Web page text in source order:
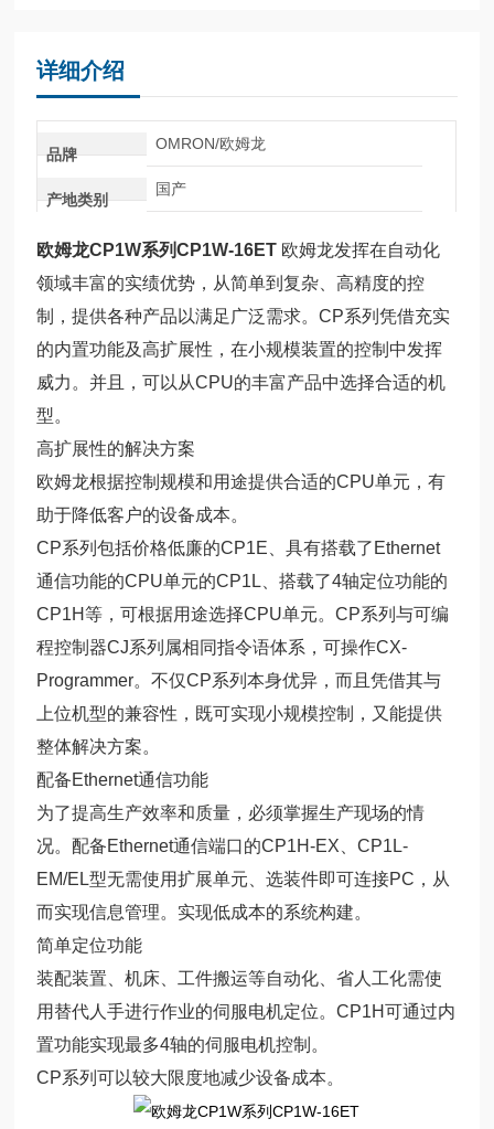
详细介绍
品牌
OMRON/欧姆龙
产地类别
国产
欧姆龙CP1W系列CP1W-16ET 欧姆龙发挥在自动化
领域丰富的实绩优势，从简单到复杂、高精度的控
制，提供各种产品以满足广泛需求。CP系列凭借充实
的内置功能及高扩展性，在小规模装置的控制中发挥
威力。并且，可以从CPU的丰富产品中选择合适的机
型。
高扩展性的解决方案
欧姆龙根据控制规模和用途提供合适的CPU单元，有
助于降低客户的设备成本。
CP系列包括价格低廉的CP1E、具有搭载了Ethernet
通信功能的CPU单元的CP1L、搭载了4轴定位功能的
CP1H等，可根据用途选择CPU单元。CP系列与可编
程控制器CJ系列属相同指令语体系，可操作CX-
Programmer。不仅CP系列本身优异，而且凭借其与
上位机型的兼容性，既可实现小规模控制，又能提供
整体解决方案。
配备Ethernet通信功能
为了提高生产效率和质量，必须掌握生产现场的情
况。配备Ethernet通信端口的CP1H-EX、CP1L-
EM/EL型无需使用扩展单元、选装件即可连接PC，从
而实现信息管理。实现低成本的系统构建。
简单定位功能
装配装置、机床、工件搬运等自动化、省人工化需使
用替代人手进行作业的伺服电机定位。CP1H可通过内
置功能实现最多4轴的伺服电机控制。
CP系列可以较大限度地减少设备成本。